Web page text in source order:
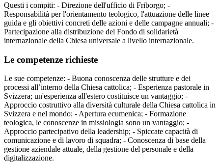
Questi i compiti: - Direzione dell'ufficio di Friborgo; -
Responsabilità per l'orientamento teologico, l'attuazione delle linee
guida e gli obiettivi concreti delle azioni e delle campagne annuali; -
Partecipazione alla distribuzione del Fondo di solidarietà
internazionale della Chiesa universale a livello internazionale.
Le competenze richieste
Le sue competenze: - Buona conoscenza delle strutture e dei
processi all’interno della Chiesa cattolica; - Esperienza pastorale in
Svizzera; un'esperienza all'estero costituisce un vantaggio; -
Approccio costruttivo alla diversità culturale della Chiesa cattolica in
Svizzera e nel mondo; - Apertura ecumenica; - Formazione
teologica, le conoscenze in missiologia sono un vantaggio; -
Approccio partecipativo della leadership; - Spiccate capacità di
comunicazione e di lavoro di squadra; - Conoscenza di base della
gestione aziendale attuale, della gestione del personale e della
digitalizzazione.